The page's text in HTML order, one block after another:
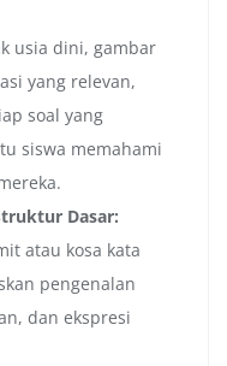
usia dini, gambar
yang relevan,
soal yang
siswa memahami
Dasar:
atau kosa kata
pengenalan
dan ekspresi